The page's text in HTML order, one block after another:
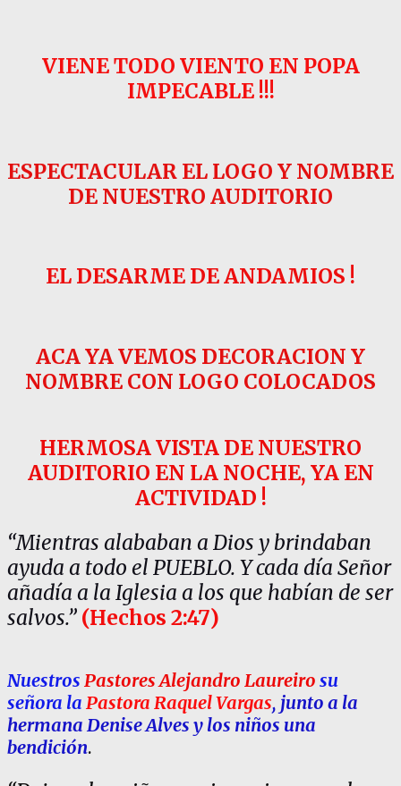
VIENE TODO VIENTO EN POPA
IMPECABLE !!!
ESPECTACULAR EL LOGO Y NOMBRE
DE NUESTRO AUDITORIO
EL DESARME DE ANDAMIOS !
ACA YA VEMOS DECORACION Y
NOMBRE CON LOGO COLOCADOS
HERMOSA VISTA DE NUESTRO
AUDITORIO EN LA NOCHE, YA EN
ACTIVIDAD !
“Mientras alababan a Dios y brindaban
ayuda a todo el PUEBLO. Y cada día Señor
añadía a la Iglesia a los que habían de ser
salvos.” (Hechos 2:47)
Nuestros Pastores Alejandro Laureiro su
señora la Pastora Raquel Vargas, junto a la
hermana Denise Alves y los niños una
bendición.